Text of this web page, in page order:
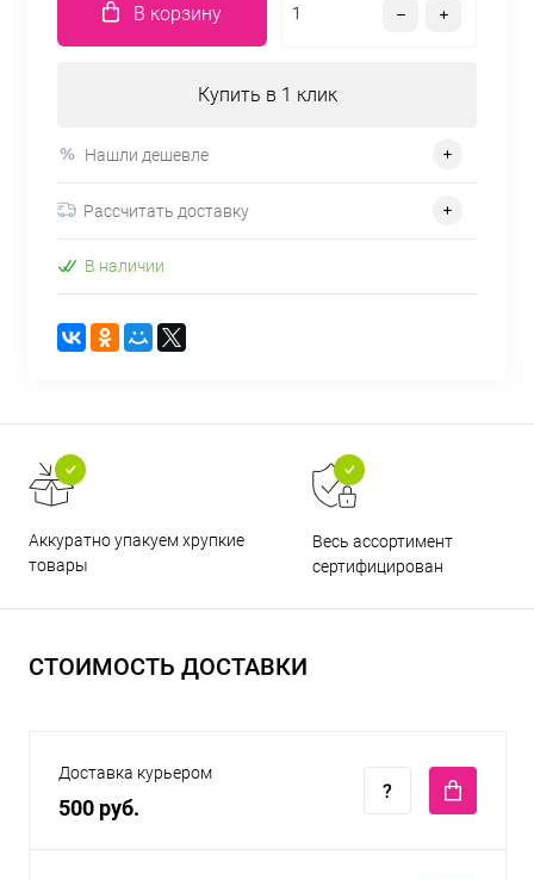
В корзину
Купить в 1 клик
Нашли дешевле
Рассчитать доставку
В наличии
Аккуратно упакуем хрупкие
товары
Весь ассортимент
сертифицирован
СТОИМОСТЬ ДОСТАВКИ
Доставка курьером
500 руб.